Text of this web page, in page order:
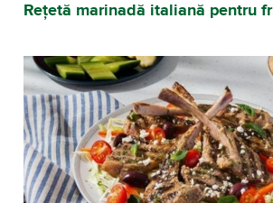
Rețetă marinadă italiană pentru